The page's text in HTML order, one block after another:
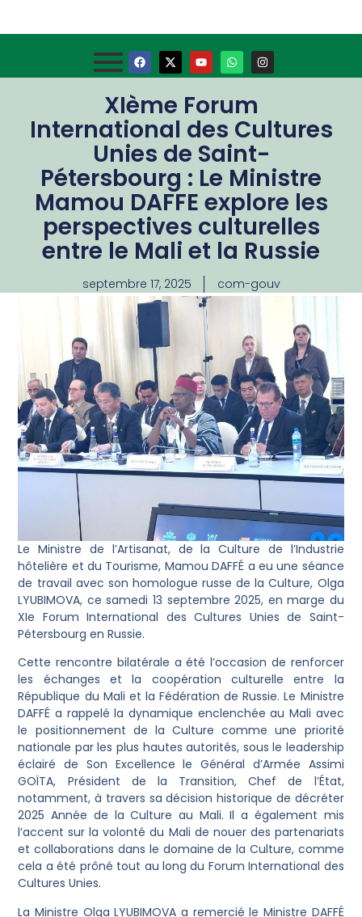
XIème Forum
International des Cultures
Unies de Saint-
Pétersbourg : Le Ministre
Mamou DAFFE explore les
perspectives culturelles
entre le Mali et la Russie
septembre 17, 2025 com-gouv
Le Ministre de l’Artisanat, de la Culture de l’Industrie
hôtelière et du Tourisme, Mamou DAFFÉ a eu une séance
de travail avec son homologue russe de la Culture, Olga
LYUBIMOVA, ce samedi 13 septembre 2025, en marge du
XIe Forum International des Cultures Unies de Saint-
Pétersbourg en Russie.
Cette rencontre bilatérale a été l’occasion de renforcer
les échanges et la coopération culturelle entre la
République du Mali et la Fédération de Russie. Le Ministre
DAFFÉ a rappelé la dynamique enclenchée au Mali avec
le positionnement de la Culture comme une priorité
nationale par les plus hautes autorités, sous le leadership
éclairé de Son Excellence le Général d’Armée Assimi
GOÏTA, Président de la Transition, Chef de l’État,
notamment, à travers sa décision historique de décréter
2025 Année de la Culture au Mali. Il a également mis
l’accent sur la volonté du Mali de nouer des partenariats
et collaborations dans le domaine de la Culture, comme
cela a été prôné tout au long du Forum International des
Cultures Unies.
La Ministre Olga LYUBIMOVA a remercié le Ministre DAFFÉ